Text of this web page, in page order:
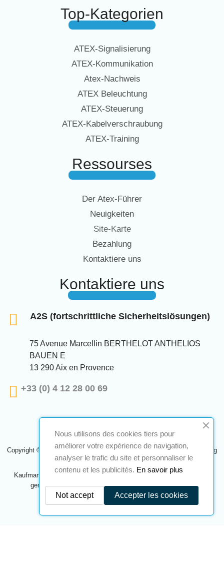
Top-Kategorien
ATEX-Signalisierung
ATEX-Kommunikation
Atex-Nachweis
ATEX Beleuchtung
ATEX-Steuerung
ATEX-Kabelverschraubung
ATEX-Training
Ressourses
Der Atex-Führer
Neuigkeiten
Site-Karte
Bezahlung
Kontaktiere uns
Kontaktiere uns
A2S (fortschrittliche Sicherheitslösungen)
75 Avenue Marcellin BERTHELOT ANTHELIOS
BAUEN E
13 290 Aix en Provence
+33 (0) 4 12 28 00 69
Copyright © 2024 A2S ATEX. Alle Rechte vorbehalten. Eine Realisierung
Navilog
Kaufmann, der von der offensichtlichen Meinung des Unternehmens
genehmigt wurde,Klicken Sie hier, um es zu überprüfen.
Nous utilisons des cookies tiers pour
améliorer votre expérience de navigation,
analyser le trafic du site et personnaliser le
contenu et les publicités. En savoir plus
Accepter les cookies
Not accept